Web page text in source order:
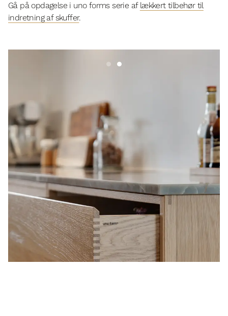
Gå på opdagelse i uno forms serie af lækkert tilbehør til
indretning af skuffer.